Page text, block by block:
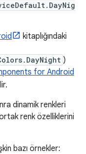
kitaplığındaki
)
for Android
dinamik renkleri
renk özelliklerini
bazı örnekler: